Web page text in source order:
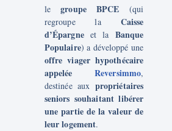
legroupe BPCE (qui
regroupe la Caisse
d’Épargneet la Banque
Populaire) a développé une
offre viager hypothécaire
appeléeReversimmo,
destinée aux propriétaires
seniors souhaitant libérer
une partie de la valeur de
leur logement.